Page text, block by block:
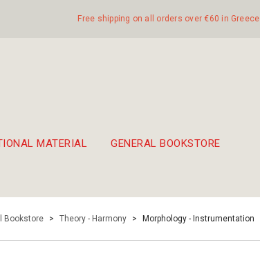
Free shipping on all orders over €60 in Greece
MATERIAL GENERAL BOOKSTORE
Bookstore > Theory - Harmony > Morphology - Instrumentation